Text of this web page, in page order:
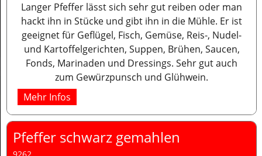
Langer Pfeffer lässt sich sehr gut reiben oder man
hackt ihn in Stücke und gibt ihn in die Mühle. Er ist
geeignet für Geflügel, Fisch, Gemüse, Reis-, Nudel-
und Kartoffelgerichten, Suppen, Brühen, Saucen,
Fonds, Marinaden und Dressings. Sehr gut auch
zum Gewürzpunsch und Glühwein.
Mehr Infos
Pfeffer schwarz gemahlen